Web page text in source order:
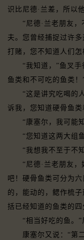
识比尼德·兰差，所以
“尼德·兰老朋友，
夫。您曾经捕捉过许
打赌，您不知道人们
“我知道，”鱼叉手
鱼类和不可吃的鱼类！
“这是讲究吃喝的人
诉我，您知道硬骨鱼
“康塞尔，我可能
“您知道这两大组鱼
“我想我不至于不知
“尼德·兰老朋友，
吧！硬骨鱼类可分为
的，能动的，鳃作梳
括已经知道的鱼类的
“相当好吃的鱼。”
康塞尔又说：“第二